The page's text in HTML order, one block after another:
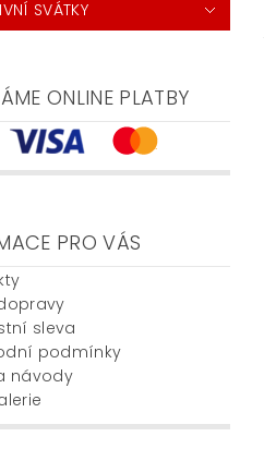
SVÁTKY
ONLINE PLATBY
PRO VÁS
sleva
podmínky
návody